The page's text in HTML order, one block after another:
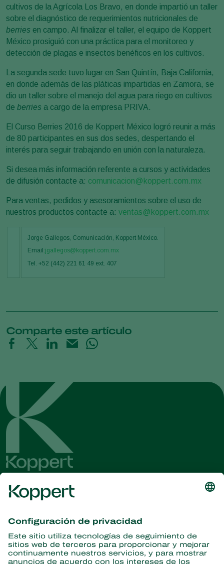
cultivos de la Agrícola Los Bravo, en donde impartió un taller
sobre el diagnóstico de requerimientos nutricionales de
berries en campo. Al finalizar el taller, el equipo de Koppert
México prosiguió con una práctica para el monitoreo y
detección de plagas e insectos benéficos en los cultivos.
La segunda sede tuvo lugar en San Quintín, Baja California,
en donde además de las pláticas impartidas en Zamora, se
dio un taller sobre el manejo del agua para riego en cultivos
de berries a cargo de la empresa PRIVA.
El Curso Berries 2016 de Koppert México logró reunir a más
de 80 participantes en sus dos sedes, despertando el
interés para seguir trabajando en unión con la naturaleza.
Si desea más información referente a cursos y actividades
de difusión contacte a: comunicacion@koppert.com.mx
Para ventas, pedidos y asesoramientos sobre el uso de
nuestros productos contacte a: ventas@koppert.com.mx
Jorge Gallegos, Comunicación, Koppert México.
Email:jgallegos@koppert.com.mx
Tel. +52 (442) 221 61 49 ext. 407
Comparte este artículo
información
Suscríbase aquí